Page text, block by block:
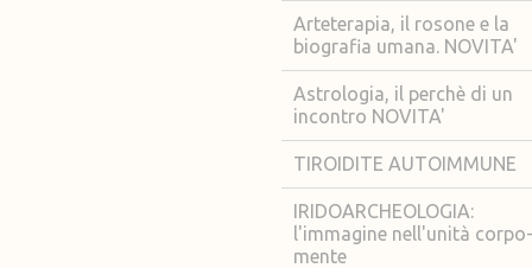
Arteterapia, il rosone e la
biografia umana. NOVITA'
Astrologia, il perchè di un
incontro NOVITA'
TIROIDITE AUTOIMMUNE
IRIDOARCHEOLOGIA:
l'immagine nell'unità corpo-
mente